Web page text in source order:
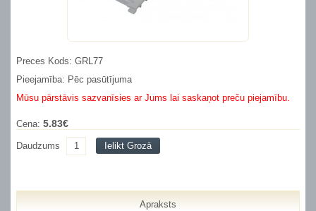
Preces Kods: GRL77
Pieejamība: Pēc pasūtījuma
Mūsu pārstāvis sazvanīsies ar Jums lai saskaņot preču piejamību.
Cena: 5.83€
Daudzums Ielikt Grozā
Apraksts